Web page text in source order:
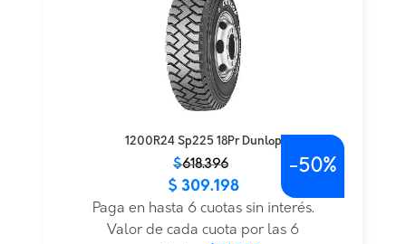
1200R24 Sp225 18Pr Dunlop
$618.396
original
actual
$ 309.198
Paga en hasta 6 cuotas sin interés.
Valor de cada cuota por las 6
-50%